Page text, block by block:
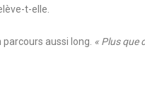
t-elle.
aussi long. « Plus que